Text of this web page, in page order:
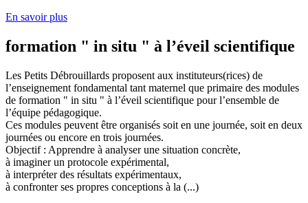
En savoir plus
formation " in situ " à l’éveil scientifique
Les Petits Débrouillards proposent aux instituteurs(rices) de
l’enseignement fondamental tant maternel que primaire des modules
de formation " in situ " à l’éveil scientifique pour l’ensemble de
l’équipe pédagogique.
Ces modules peuvent être organisés soit en une journée, soit en deux
journées ou encore en trois journées.
Objectif : Apprendre à analyser une situation concrète,
à imaginer un protocole expérimental,
à interpréter des résultats expérimentaux,
à confronter ses propres conceptions à la (...)